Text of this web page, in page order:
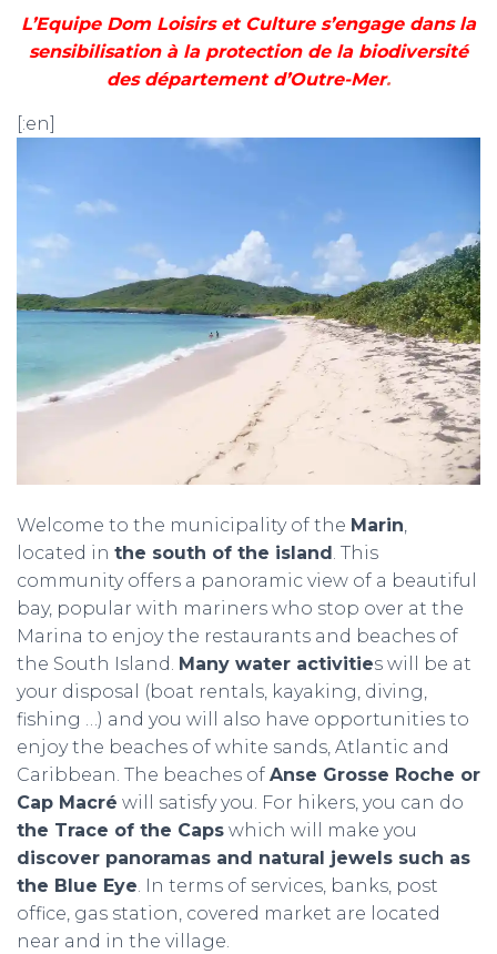
L’Equipe Dom Loisirs et Culture s’engage dans la
sensibilisation à la protection de la biodiversité
des département d’Outre-Mer.
[:en]
Welcome to the municipality of the Marin,
located in the south of the island . This
community offers a panoramic view of a beautiful
bay, popular with mariners who stop over at the
Marina to enjoy the restaurants and beaches of
the South Island. Many water activities will be at
your disposal (boat rentals, kayaking, diving,
fishing …) and you will also have opportunities to
enjoy the beaches of white sands, Atlantic and
Caribbean. The beaches of Anse Grosse Roche or
Cap Macré will satisfy you. For hikers, you can do
the Trace of the Caps which will make you
discover panoramas and natural jewels such as
the Blue Eye. In terms of services, banks, post
office, gas station, covered market are located
near and in the village.